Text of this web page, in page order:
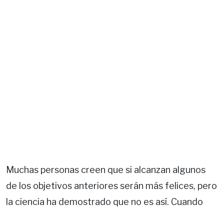
Muchas personas creen que si alcanzan algunos
de los objetivos anteriores serán más felices, pero
la ciencia ha demostrado que no es así. Cuando